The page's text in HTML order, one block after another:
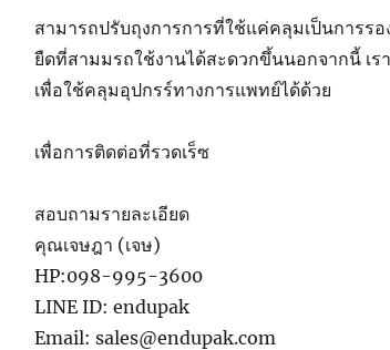
สามารถปรับถุงการการที่ใช้แค่คลุมเป็นการร
ยืดที่สามมรถใช้งานได้สะดวกขึ้นนอกจากนี้ เร
เพื่อใช้คลุมอุปกรร์ทางการแพทย์ได้ด้วย
เพื่อการติดต่อที่รวดเร็ซ
สอบถามรายละเอียด
คุณเจษฎา (เจษ)
HP:098-995-3600
LINE ID: endupak
Email: sales@endupak.com